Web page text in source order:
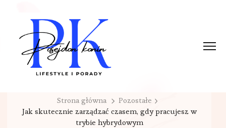
Strona główna
Pozostałe
Jak skutecznie zarządzać czasem, gdy pracujesz w
trybie hybrydowym